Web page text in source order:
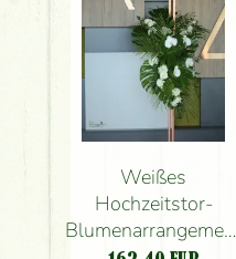
Weißes
Hochzeitstor-
Blumenarrangement